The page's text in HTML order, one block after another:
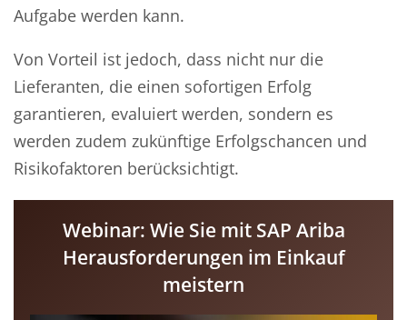
Aufgabe werden kann.
Von Vorteil ist jedoch, dass nicht nur die
Lieferanten, die einen sofortigen Erfolg
garantieren, evaluiert werden, sondern es
werden zudem zukünftige Erfolgschancen und
Risikofaktoren berücksichtigt.
Webinar: Wie Sie mit SAP Ariba
Herausforderungen im Einkauf
meistern